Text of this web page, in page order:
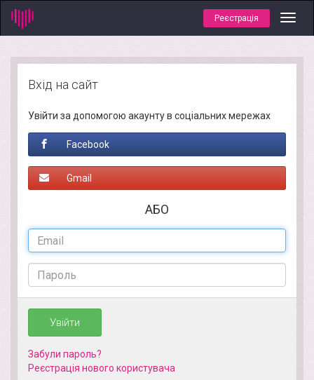
Реєстрація
Вхід на сайт
Увійти за допомогою акаунту в соціальних мережах
Facebook
Gmail
АБО
Увійти
Забули пароль?
Реєстрація нового кориcтувача